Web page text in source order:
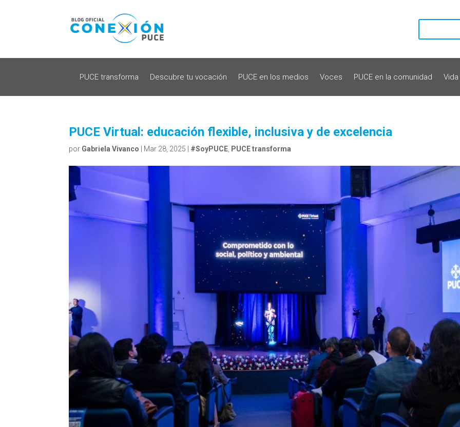
PUCE transforma Descubre tu vocación PUCE en los medios Voces PUCE en la comunidad
PUCE Virtual: educación flexible, inclusiva y de excelencia
por Gabriela Vivanco Mar 28, 2025 #SoyPUCE, PUCE transforma